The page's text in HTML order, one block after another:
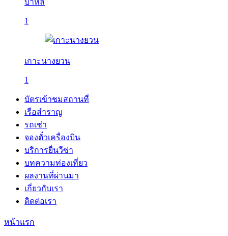
บาหลี
1
เกาะนางยวน
1
บัตรเข้าชมสถานที่
เรือสำราญ
รถเช่า
จองตั๋วเครื่องบิน
บริการยื่นวีซ่า
บทความท่องเที่ยว
ผลงานที่ผ่านมา
เกี่ยวกับเรา
ติดต่อเรา
หน้าแรก